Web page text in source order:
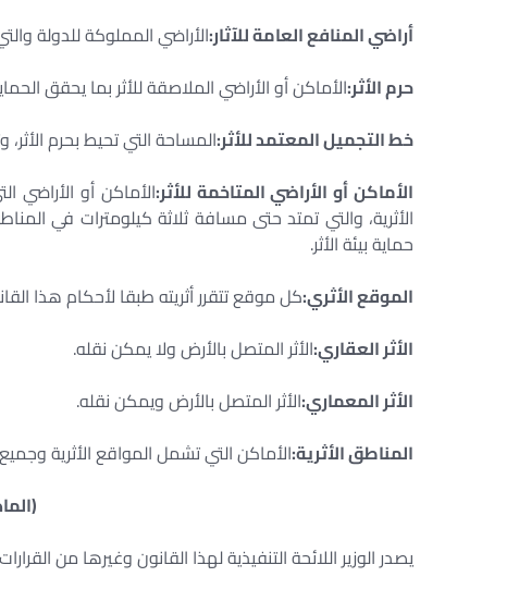
أراضي المنافع العامة للآثار:الأراضي المملوكة للدولة
حرم الأثر:الأماكن أو الأراضي الملاصقة للأثر بما يحقق
خط التجميل المعتمد للأثر:المساحة التي تحيط بحرم
الأماكن أو الأراضي المتاخمة للأثر:الأماكن أو الأراضي
الأثرية، والتي تمتد حتى مسافة ثلاثة كيلومترات في
حماية بيئة الأثر.
الموقع الأثري:كل موقع تتقرر أثريته طبقا لأحكام هذا
الأثر العقاري:الأثر المتصل بالأرض ولا يمكن نقله.
الأثر المعماري:الأثر المتصل بالأرض ويمكن نقله.
المناطق الأثرية:الأماكن التي تشمل المواقع الأثرية
يصدر الوزير اللائحة التنفيذية لهذا القانون وغيرها من القرارات